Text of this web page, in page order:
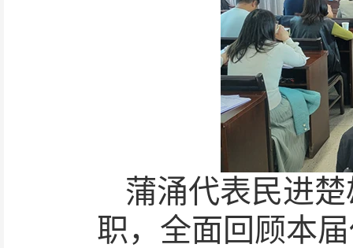
蒲涌代表民进
职，全面回顾本